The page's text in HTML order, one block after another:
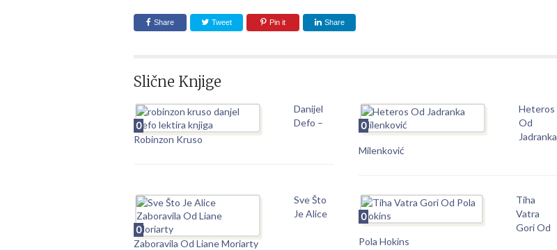
Share Tweet Pin it Share
Slične Knjige
0
Danijel
Defo –
Robinzon Kruso
0
Heteros
Od
Jadranka
Milenković
0
Sve Što
Je Alice
Zaboravila Od Liane Moriarty
0
Tiha
Vatra
Gori Od
Pola Hokins